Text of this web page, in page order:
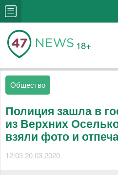
18+
Общество
Полиция зашла в
из Верхних
взяли фото и
12:03 20.03.2020